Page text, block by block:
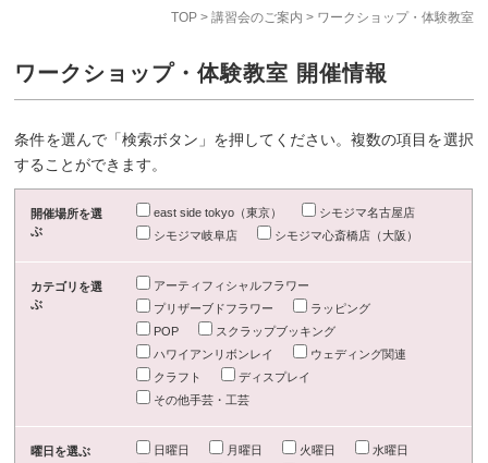
TOP> 講習会のご案内 > ワークショップ・体験教室
ワークショップ・体験教室 開催情報
条件を選んで「検索ボタン」を押してください。複数の項目を選択
することができます。
開催場所を選
ぶ
east side tokyo（東京）
シモジマ名古屋店
シモジマ岐阜店
シモジマ心斎橋店（大阪）
カテゴリを選
ぶ
アーティフィシャルフラワー
プリザーブドフラワー
ラッピング
POP
スクラップブッキング
ハワイアンリボンレイ
ウェディング関連
クラフト
ディスプレイ
その他手芸・工芸
曜日を選ぶ 日曜日 月曜日 火曜日
水曜日